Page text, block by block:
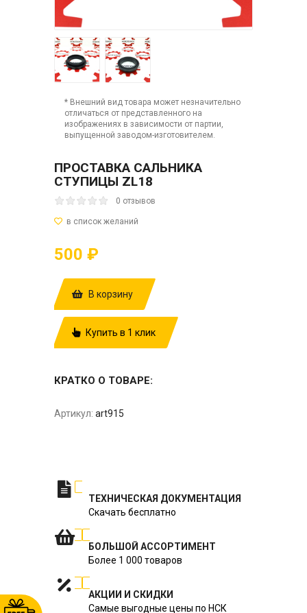
* Внешний вид товара может незначительно
отличаться от представленного на
изображениях в зависимости от партии,
выпущенной заводом-изготовителем.
ПРОСТАВКА САЛЬНИКА
СТУПИЦЫ ZL18
0 отзывов
500 ₽
В корзину
Купить в 1 клик
КРАТКО О ТОВАРЕ:
Артикул: art915
ТЕХНИЧЕСКАЯ ДОКУМЕНТАЦИЯ
Скачать бесплатно
БОЛЬШОЙ АССОРТИМЕНТ
Более 1 000 товаров
АКЦИИ И СКИДКИ
Самые выгодные цены по НСК